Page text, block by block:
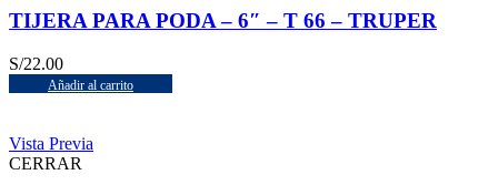
TIJERA PARA PODA – 6″ – T 66 – TRUPER
S/22.00
Añadir al carrito
Vista Previa
CERRAR